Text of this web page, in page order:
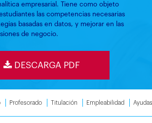
empresarial. Tiene como objeto
las competencias necesarias
basadas en datos, y mejorar en las
de negocio.
DESCARGA PDF
Profesorado Titulación Empleabilidad Ayudas